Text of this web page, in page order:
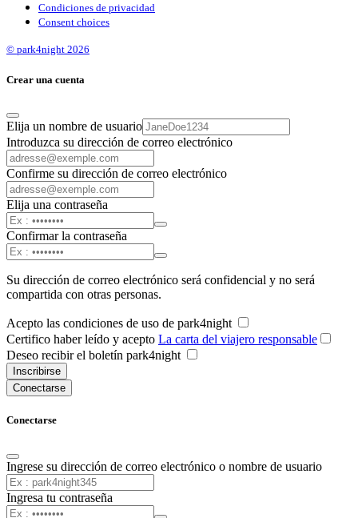
Condiciones de privacidad
Consent choices
© park4night 2026
Crear una cuenta
Elija un nombre de usuario
Introduzca su dirección de correo electrónico
Confirme su dirección de correo electrónico
Elija una contraseña
Confirmar la contraseña
Su dirección de correo electrónico será confidencial y no será
compartida con otras personas.
Acepto las condiciones de uso de park4night
Certifico haber leído y acepto La carta del viajero responsable
Deseo recibir el boletín park4night
Inscribirse
Conectarse
Conectarse
Ingrese su dirección de correo electrónico o nombre de usuario
Ingresa tu contraseña